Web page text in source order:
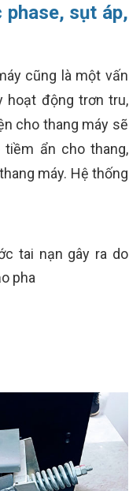
phase, sụt áp,
cũng là một vấn
hoạt động trơn tru,
cho thang máy sẽ
ẩn cho thang,
máy. Hệ thống
tai nạn gây ra do
pha